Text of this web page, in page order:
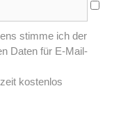
stimme ich der
Daten für E-Mail-
kostenlos